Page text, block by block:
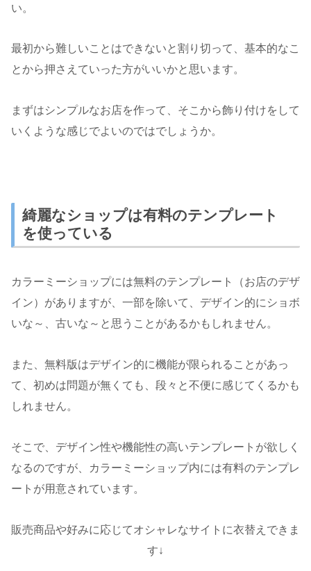
い。
最初から難しいことはできないと割り切って、基本的なこ
とから押さえていった方がいいかと思います。
まずはシンプルなお店を作って、そこから飾り付けをして
いくような感じでよいのではでしょうか。
綺麗なショップは有料のテンプレート
を使っている
カラーミーショップには無料のテンプレート（お店のデザ
イン）がありますが、一部を除いて、デザイン的にショボ
いな～、古いな～と思うことがあるかもしれません。
また、無料版はデザイン的に機能が限られることがあっ
て、初めは問題が無くても、段々と不便に感じてくるかも
しれません。
そこで、デザイン性や機能性の高いテンプレートが欲しく
なるのですが、カラーミーショップ内には有料のテンプレ
ートが用意されています。
販売商品や好みに応じてオシャレなサイトに衣替えできま
す↓